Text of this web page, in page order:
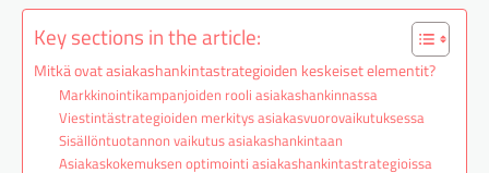
Key sections in the article:
Mitkä ovat asiakashankintastrategioiden keskeiset elementit?
Markkinointikampanjoiden rooli asiakashankinnassa
Viestintästrategioiden merkitys asiakasvuorovaikutuksessa
Sisällöntuotannon vaikutus asiakashankintaan
Asiakaskokemuksen optimointi asiakashankintastrategioissa